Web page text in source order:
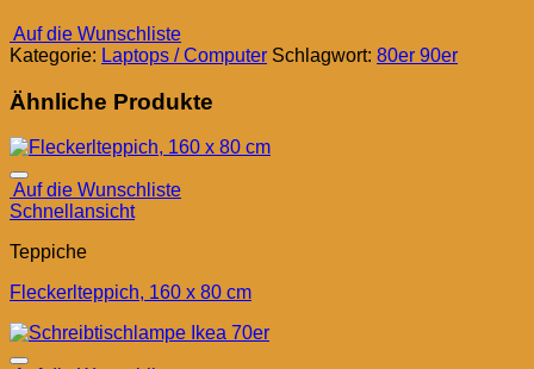
Auf die Wunschliste
Kategorie: Laptops / Computer Schlagwort: 80er 90er
Ähnliche Produkte
Auf die Wunschliste
Schnellansicht
Teppiche
Fleckerlteppich, 160 x 80 cm